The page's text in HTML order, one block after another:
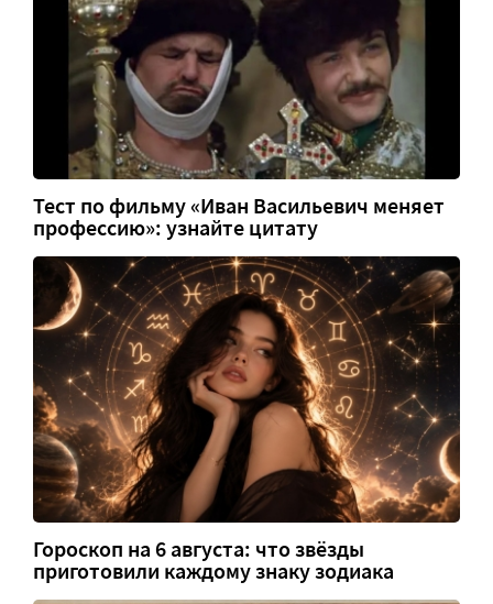
Тест по фильму «Иван Васильевич меняет
профессию»: узнайте цитату
Гороскоп на 6 августа: что звёзды
приготовили каждому знаку зодиака